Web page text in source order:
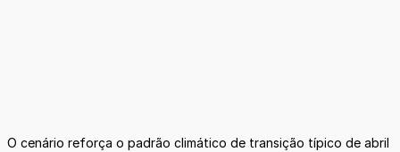
O cenário reforça o padrão climático de transição típico de abril